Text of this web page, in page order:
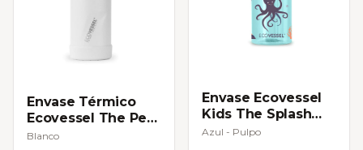
Envase Térmico
Ecovessel The Perk
16oz
Blanco
Envase Ecovessel
Kids The Splash
12oz (354ml)
Azul - Pulpo